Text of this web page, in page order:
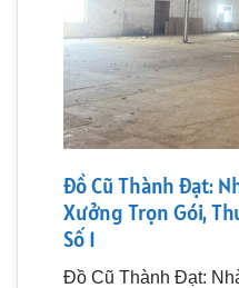
Đồ Cũ Thành Đạt:
Xưởng Trọn Gói,
Số 1
Đồ Cũ Thành Đạt: